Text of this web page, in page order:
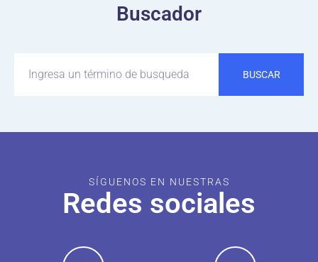
Buscador
BUSCAR
SÍGUENOS EN NUESTRAS
Redes sociales